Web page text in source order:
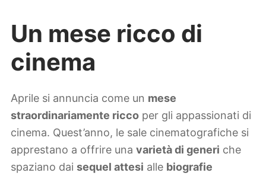
Un mese ricco di
cinema
Aprile si annuncia come un mese
straordinariamente ricco per gli appassionati di
cinema. Quest’anno, le sale cinematografiche si
apprestano a offrire una varietà di generi che
spaziano dai sequel attesi alle biografie